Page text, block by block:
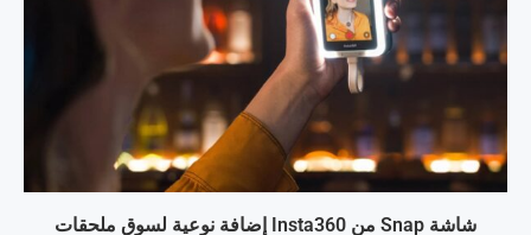
شاشة Snap من Insta360 إضافة نوعية لسوق ملحقات